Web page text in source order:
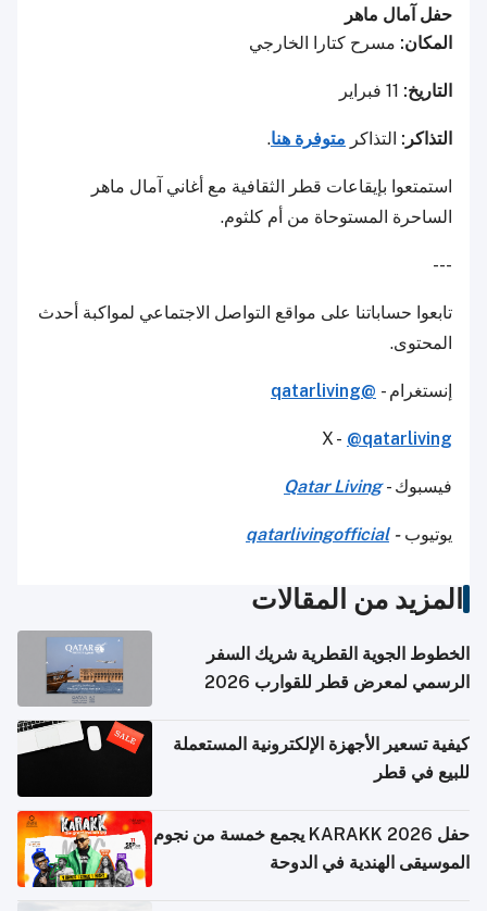
حفل آمال ماهر
المكان: مسرح كتارا الخارجي
التاريخ:
التذاكر: التذاكر متوفرة هنا.
استمتعوا بإيقاعات قطر الثقافية مع أغاني آمال ماهر
الساحرة المستوحاة من أم كلثوم.
---
تابعوا حساباتنا على مواقع التواصل الاجتماعي لمواكبة أحدث
المحتوى.
إنستغرام - @qatarliving
X - @qatarliving
فيسبوك -Qatar Living
يوتيوب-
qatarlivingofficial
المزيد من المقالات
الخطوط الجوية القطرية شريك السفر
الرسمي لمعرض قطر للقوارب 2026
كيفية تسعير الأجهزة الإلكترونية المستعملة
للبيع في قطر
حفل KARAKK 2026 يجمع خمسة من نجوم
الموسيقى الهندية في الدوحة